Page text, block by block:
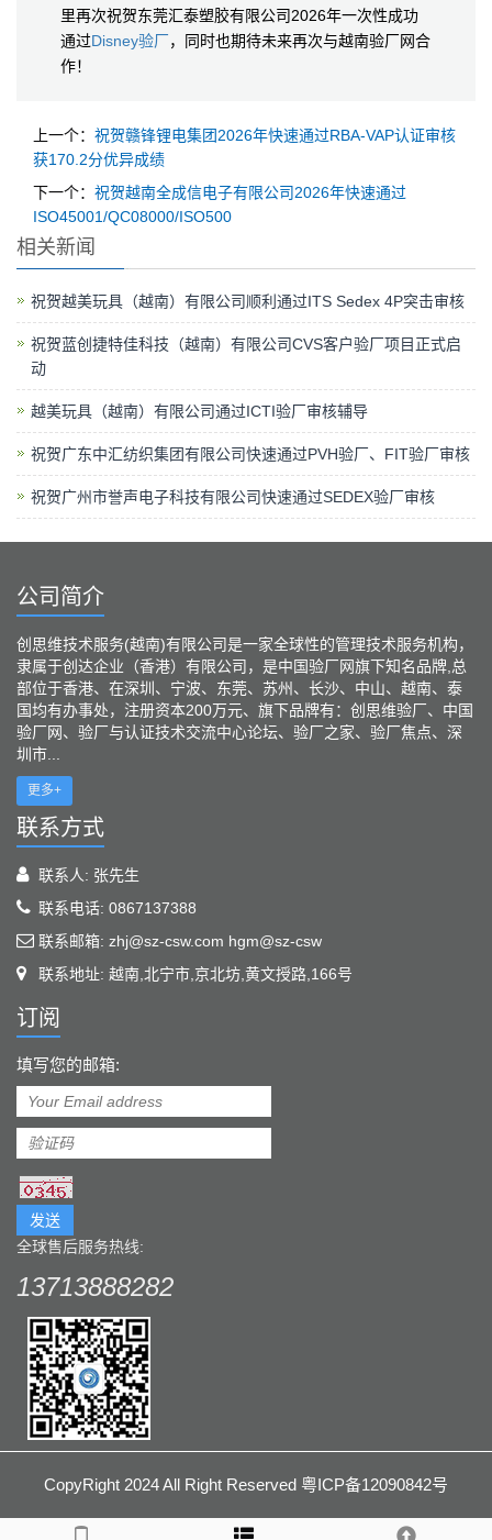
里再次祝贺东莞汇泰塑胶有限公司2026年一次性成功
通过Disney验厂，同时也期待未来再次与越南验厂网合
作！
上一个： 祝贺赣锋锂电集团2026年快速通过RBA-VAP认证审核
获170.2分优异成绩
下一个： 祝贺越南全成信电子有限公司2026年快速通过
ISO45001/QC08000/ISO500
相关新闻
祝贺越美玩具（越南）有限公司顺利通过ITS Sedex 4P突击审核
祝贺蓝创捷特佳科技（越南）有限公司CVS客户验厂项目正式启
动
越美玩具（越南）有限公司通过ICTI验厂审核辅导
祝贺广东中汇纺织集团有限公司快速通过PVH验厂、FIT验厂审核
祝贺广州市誉声电子科技有限公司快速通过SEDEX验厂审核
公司简介
创思维技术服务(越南)有限公司是一家全球性的管理技术服务机构，
隶属于创达企业（香港）有限公司，是中国验厂网旗下知名品牌,总
部位于香港、在深圳、宁波、东莞、苏州、长沙、中山、越南、泰
国均有办事处，注册资本200万元、旗下品牌有：创思维验厂、中国
验厂网、验厂与认证技术交流中心论坛、验厂之家、验厂焦点、深
圳市...
更多+
联系方式
联系人: 张先生
联系电话: 0867137388
联系邮箱: zhj@sz-csw.com hgm@sz-csw
联系地址: 越南,北宁市,京北坊,黄文授路,166号
订阅
填写您的邮箱:
发送
全球售后服务热线:
13713888282
CopyRight 2024 All Right Reserved 粤ICP备12090842号